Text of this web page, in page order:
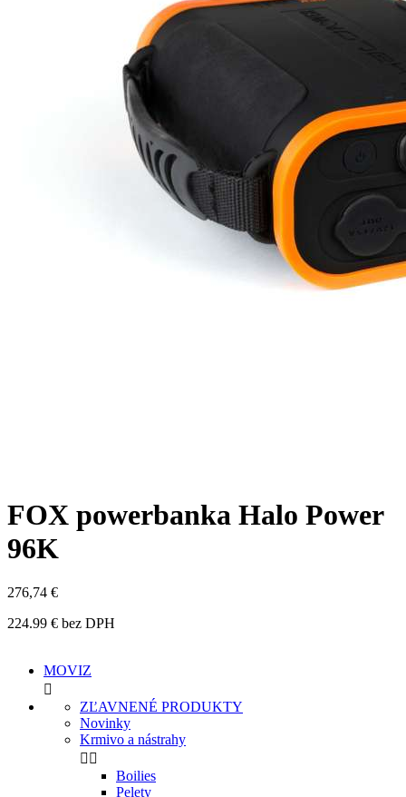
Obsahuje batérie LiFePo4, ktoré sa viac hodia na vonkajšie
použitie ako Li-Polymer články, pretože sú viac konzistentné
a dokážu udržať napätie aj počas chladných teplôt